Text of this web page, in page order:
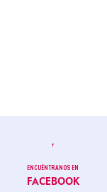
ENCUÉNTRANOS EN
FACEBOOK